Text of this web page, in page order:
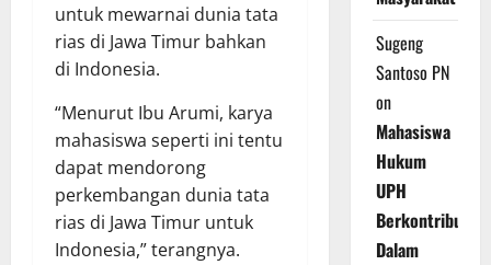
untuk mewarnai dunia tata
rias di Jawa Timur bahkan
di Indonesia.
“Menurut Ibu Arumi, karya
mahasiswa seperti ini tentu
dapat mendorong
perkembangan dunia tata
rias di Jawa Timur untuk
Indonesia,” terangnya.
Sugeng
Santoso PN
on
Mahasiswa
Hukum
UPH
Berkontribusi
Dalam